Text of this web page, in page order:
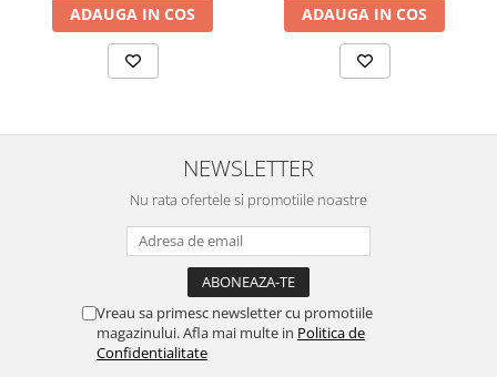
ADAUGA IN COS ADAUGA IN COS
NEWSLETTER
Nu rata ofertele si promotiile noastre
Vreau sa primesc newsletter cu promotiile
magazinului. Afla mai multe in Politica de
Confidentialitate